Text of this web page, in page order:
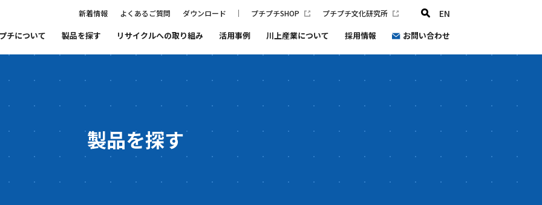
新着情報 よくあるご質問 ダウンロード プチプチSHOP プチプチ文化研究所 EN
チについて 製品を探す リサイクルへの取り組み 活用事例 川上産業について
品質と環境
採用情報 お問い合わせ
製品を探す